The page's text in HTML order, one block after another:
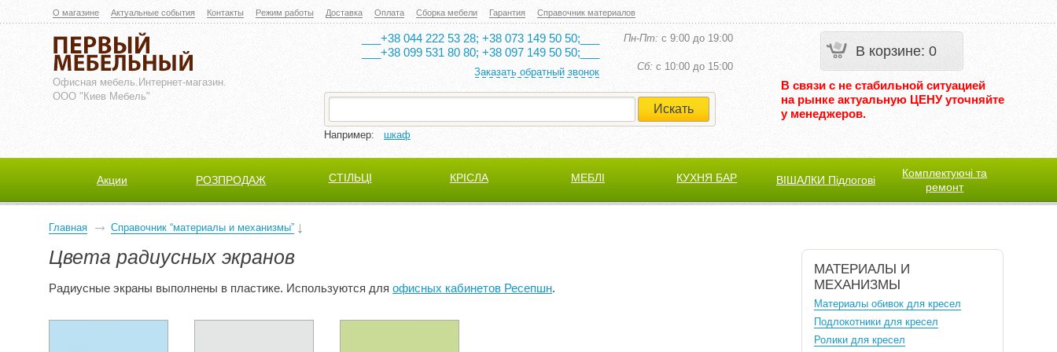
О магазине Актуальные события Контакты Режим работы Доставка Оплата Сборка мебели Гарантия Справочник материалов
Офисная мебель. Интернет-магазин.
ООО "Киев Мебель"
В корзине: 0
В связи с не стабильной ситуацией
на рынке актуальную ЦЕНУ уточняйте
у менеджеров.
___+38 044 222 53 28; +38 073 149 50 50;___
___+38 099 531 80 80; +38 097 149 50 50;___
Пн-Пт: с 9:00 до 19:00
Заказать обратный звонок Cб: с 10:00 до 15:00
Например: шкаф
Акции РОЗПРОДАЖ СТІЛЬЦІ КРІСЛА МЕБЛІ КУХНЯ БАР ВІШАЛКИ Підлогові
Комплектуючі та
ремонт
Главная Справочник “материалы и механизмы”
Цвета радиусных экранов
Радиусные экраны выполнены в пластике. Используются для офисных кабинетов Ресепшн.
МАТЕРИАЛЫ И
МЕХАНИЗМЫ
Материалы обивок для кресел
Подлокотники для кресел
Ролики для кресел